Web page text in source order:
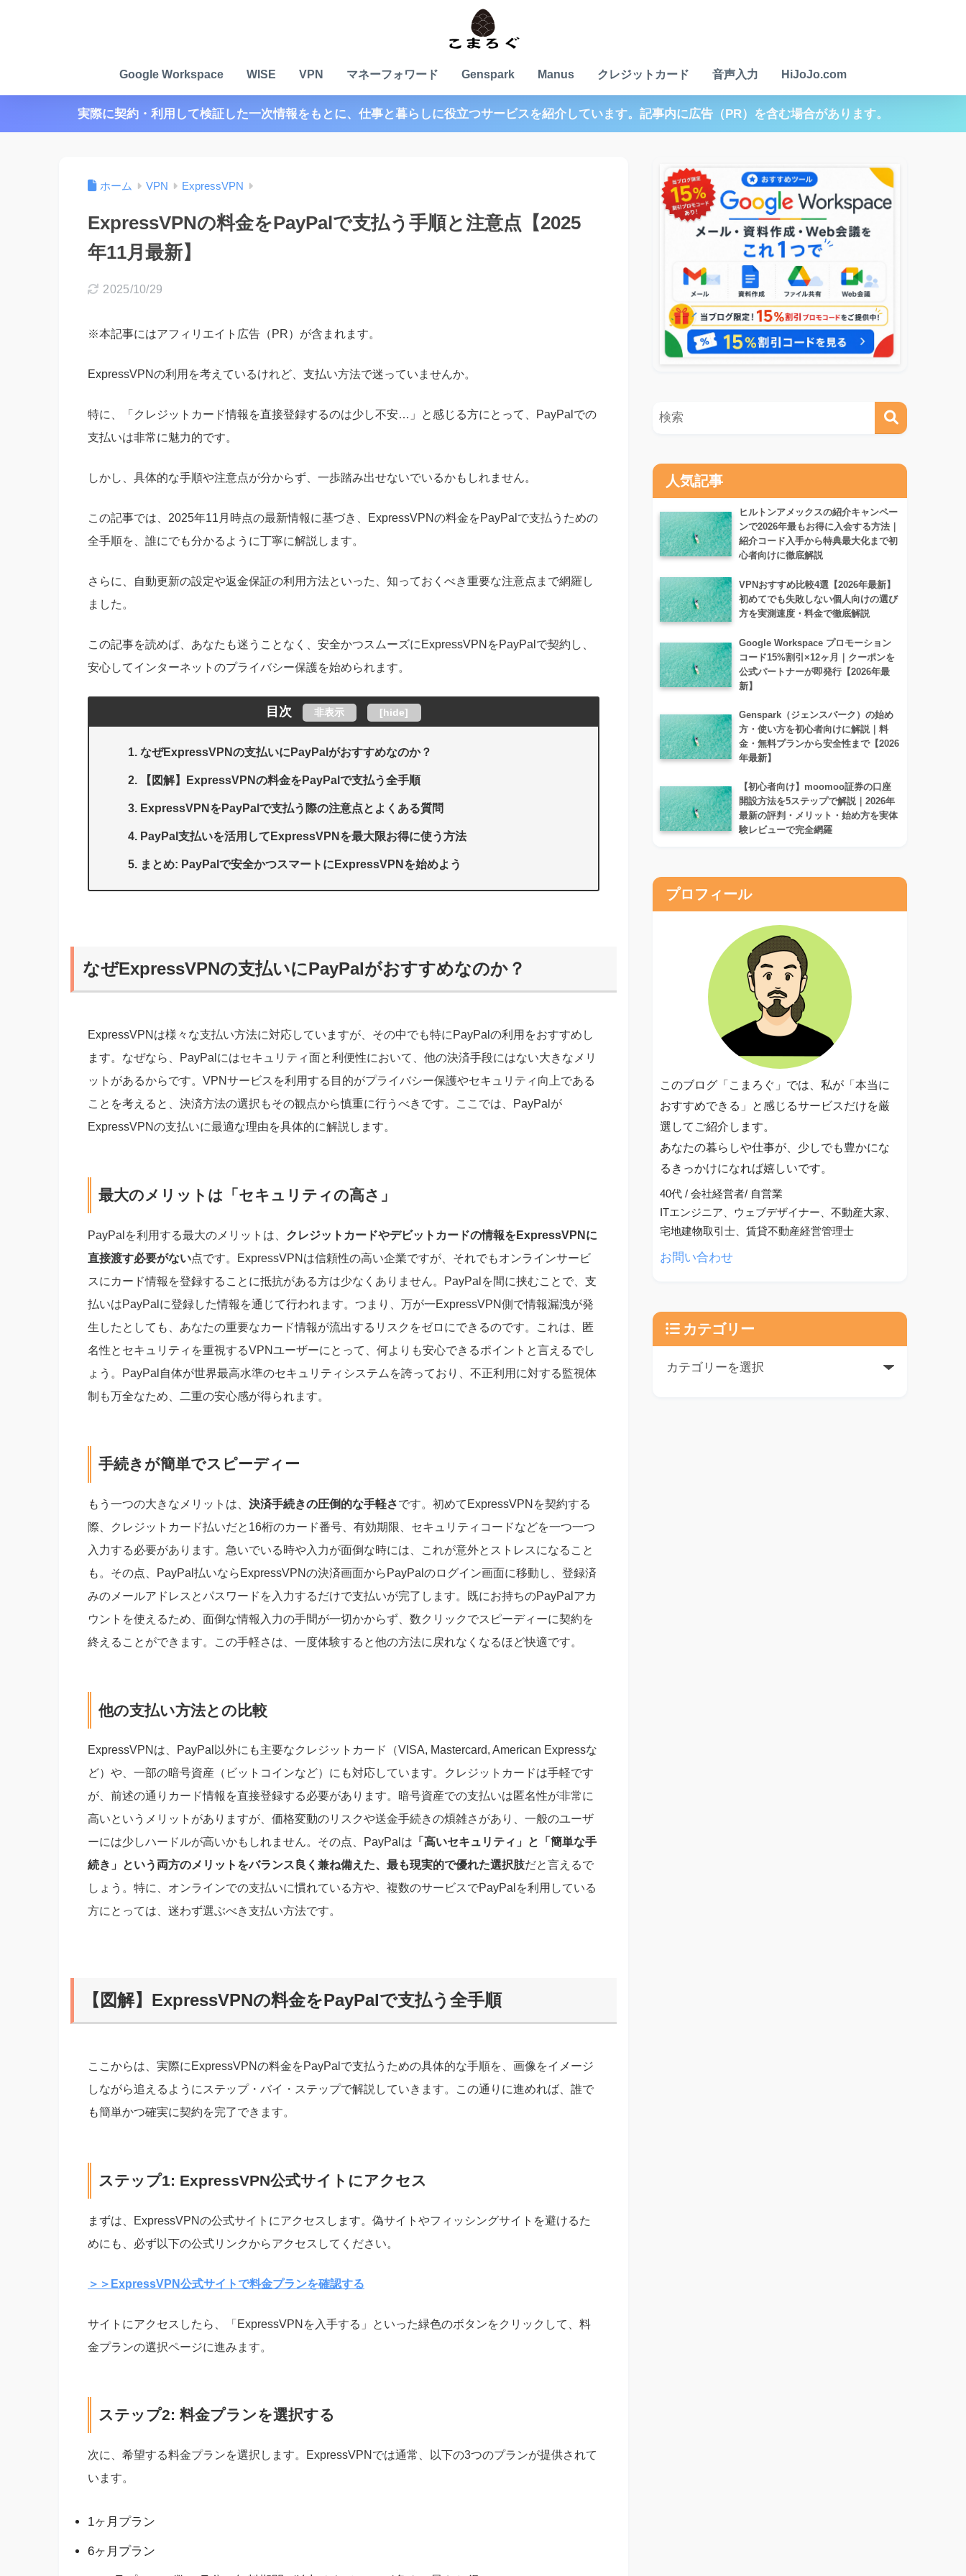
Google Workspace WISE VPN マネーフォワード Genspark Manus クレジットカード 音声入力 HiJoJo.com
実際に契約・利用して検証した一次情報をもとに、仕事と暮らしに役立つサービスを紹介しています。記事内に広告（PR）を含む場合があります。
ホーム VPN ExpressVPN
ExpressVPNの料金をPayPalで支払う手順と注意点【2025
年11月最新】
2025/10/29
※本記事にはアフィリエイト広告（PR）が含まれます。
ExpressVPNの利用を考えているけれど、支払い方法で迷っていませんか。
特に、「クレジットカード情報を直接登録するのは少し不安…」と感じる方にとって、PayPalでの
支払いは非常に魅力的です。
しかし、具体的な手順や注意点が分からず、一歩踏み出せないでいるかもしれません。
この記事では、2025年11月時点の最新情報に基づき、ExpressVPNの料金をPayPalで支払うための
全手順を、誰にでも分かるように丁寧に解説します。
さらに、自動更新の設定や返金保証の利用方法といった、知っておくべき重要な注意点まで網羅し
ました。
この記事を読めば、あなたも迷うことなく、安全かつスムーズにExpressVPNをPayPalで契約し、
安心してインターネットのプライバシー保護を始められます。
目次 非表示 [hide]
なぜExpressVPNの支払いにPayPalがおすすめなのか？
【図解】ExpressVPNの料金をPayPalで支払う全手順
ExpressVPNをPayPalで支払う際の注意点とよくある質問
PayPal支払いを活用してExpressVPNを最大限お得に使う方法
まとめ: PayPalで安全かつスマートにExpressVPNを始めよう
なぜExpressVPNの支払いにPayPalがおすすめなのか？
ExpressVPNは様々な支払い方法に対応していますが、その中でも特にPayPalの利用をおすすめし
ます。なぜなら、PayPalにはセキュリティ面と利便性において、他の決済手段にはない大きなメリ
ットがあるからです。VPNサービスを利用する目的がプライバシー保護やセキュリティ向上である
ことを考えると、決済方法の選択もその観点から慎重に行うべきです。ここでは、PayPalが
ExpressVPNの支払いに最適な理由を具体的に解説します。
最大のメリットは「セキュリティの高さ」
PayPalを利用する最大のメリットは、 クレジットカードやデビットカードの情報をExpressVPNに
直接渡す必要がない点です。ExpressVPNは信頼性の高い企業ですが、それでもオンラインサービ
スにカード情報を登録することに抵抗がある方は少なくありません。PayPalを間に挟むことで、支
払いはPayPalに登録した情報を通じて行われます。つまり、万が一ExpressVPN側で情報漏洩が発
生したとしても、あなたの重要なカード情報が流出するリスクをゼロにできるのです。これは、匿
名性とセキュリティを重視するVPNユーザーにとって、何よりも安心できるポイントと言えるでし
ょう。PayPal自体が世界最高水準のセキュリティシステムを誇っており、不正利用に対する監視体
制も万全なため、二重の安心感が得られます。
手続きが簡単でスピーディー
もう一つの大きなメリットは、 決済手続きの圧倒的な手軽さです。初めてExpressVPNを契約する
際、クレジットカード払いだと16桁のカード番号、有効期限、セキュリティコードなどを一つ一つ
入力する必要があります。急いでいる時や入力が面倒な時には、これが意外とストレスになること
も。その点、PayPal払いならExpressVPNの決済画面からPayPalのログイン画面に移動し、登録済
みのメールアドレスとパスワードを入力するだけで支払いが完了します。既にお持ちのPayPalアカ
ウントを使えるため、面倒な情報入力の手間が一切かからず、数クリックでスピーディーに契約を
終えることができます。この手軽さは、一度体験すると他の方法に戻れなくなるほど快適です。
他の支払い方法との比較
ExpressVPNは、PayPal以外にも主要なクレジットカード（VISA, Mastercard, American Expressな
ど）や、一部の暗号資産（ビットコインなど）にも対応しています。クレジットカードは手軽です
が、前述の通りカード情報を直接登録する必要があります。暗号資産での支払いは匿名性が非常に
高いというメリットがありますが、価格変動のリスクや送金手続きの煩雑さがあり、一般のユーザ
ーには少しハードルが高いかもしれません。その点、PayPalは 「高いセキュリティ」と「簡単な手
続き」という両方のメリットをバランス良く兼ね備えた、最も現実的で優れた選択肢だと言えるで
しょう。特に、オンラインでの支払いに慣れている方や、複数のサービスでPayPalを利用している
方にとっては、迷わず選ぶべき支払い方法です。
【図解】ExpressVPNの料金をPayPalで支払う全手順
ここからは、実際にExpressVPNの料金をPayPalで支払うための具体的な手順を、画像をイメージ
しながら追えるようにステップ・バイ・ステップで解説していきます。この通りに進めれば、誰で
も簡単かつ確実に契約を完了できます。
ステップ1: ExpressVPN公式サイトにアクセス
まずは、ExpressVPNの公式サイトにアクセスします。偽サイトやフィッシングサイトを避けるた
めにも、必ず以下の公式リンクからアクセスしてください。
＞＞ExpressVPN公式サイトで料金プランを確認する
サイトにアクセスしたら、「ExpressVPNを入手する」といった緑色のボタンをクリックして、料
金プランの選択ページに進みます。
ステップ2: 料金プランを選択する
次に、希望する料金プランを選択します。ExpressVPNでは通常、以下の3つのプランが提供されて
います。
1ヶ月プラン
6ヶ月プラン
人気記事
ヒルトンアメックスの紹介キャンペー
ンで2026年最もお得に入会する方法｜
紹介コード入手から特典最大化まで初
心者向けに徹底解説
VPNおすすめ比較4選【2026年最新】
初めてでも失敗しない個人向けの選び
方を実測速度・料金で徹底解説
Google Workspace プロモーション
コード15%割引×12ヶ月｜クーポンを
公式パートナーが即発行【2026年最
新】
Genspark（ジェンスパーク）の始め
方・使い方を初心者向けに解説｜料
金・無料プランから安全性まで【2026
年最新】
【初心者向け】moomoo証券の口座
開設方法を5ステップで解説｜2026年
最新の評判・メリット・始め方を実体
験レビューで完全網羅
プロフィール
このブログ「こまろぐ」では、私が「本当に
おすすめできる」と感じるサービスだけを厳
選してご紹介します。
あなたの暮らしや仕事が、少しでも豊かにな
るきっかけになれば嬉しいです。
40代 / 会社経営者/ 自営業
ITエンジニア、ウェブデザイナー、不動産大家、
宅地建物取引士、賃貸不動産経営管理士
お問い合わせ
カテゴリー